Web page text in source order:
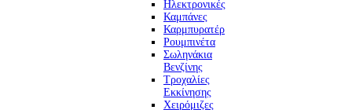
Ηλεκτρονικές
Καμπάνες
Καρμπυρατέρ
Ρουμπινέτα
Σωληνάκια
Βενζίνης
Τροχαλίες
Εκκίνησης
Χειρόμιζες